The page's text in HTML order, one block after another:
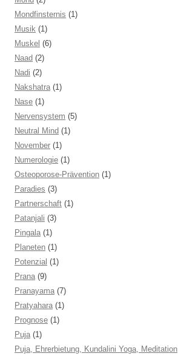
Mondfinsternis (1)
Musik (1)
Muskel (6)
Naad (2)
Nadi (2)
Nakshatra (1)
Nase (1)
Nervensystem (5)
Neutral Mind (1)
November (1)
Numerologie (1)
Osteoporose-Prävention (1)
Paradies (3)
Partnerschaft (1)
Patanjali (3)
Pingala (1)
Planeten (1)
Potenzial (1)
Prana (9)
Pranayama (7)
Pratyahara (1)
Prognose (1)
Puja (1)
Puja, Ehrerbietung, Kundalini Yoga, Meditation